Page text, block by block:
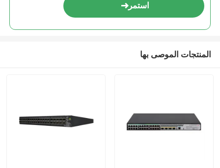
استمر
المنتجات الموصى بها